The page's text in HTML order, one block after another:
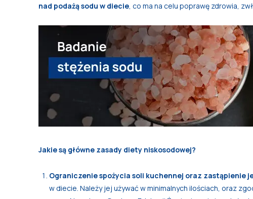
nad podażą sodu w diecie, co ma na celu poprawę zdrowia,
Jakie są główne zasady diety niskosodowej?
Ograniczenie spożycia soli kuchennej oraz zastąpienie
w diecie. Należy jej używać w minimalnych ilościach, oraz